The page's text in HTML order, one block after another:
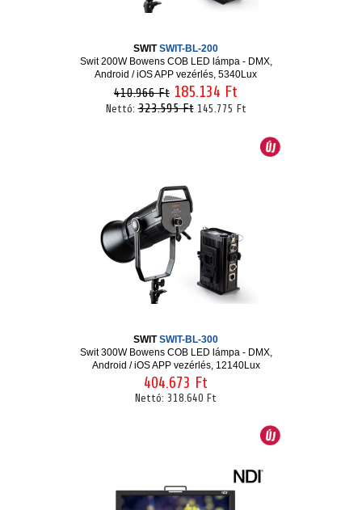
SWITSWIT-BL-200
Swit 200W Bowens COB LED lámpa - DMX,
Android / iOS APP vezérlés, 5340Lux
410.966 Ft 185.134 Ft
Nettó:323.595 Ft 145.775 Ft
SWITSWIT-BL-300
Swit 300W Bowens COB LED lámpa - DMX,
Android / iOS APP vezérlés, 12140Lux
404.673 Ft
Nettó: 318.640 Ft